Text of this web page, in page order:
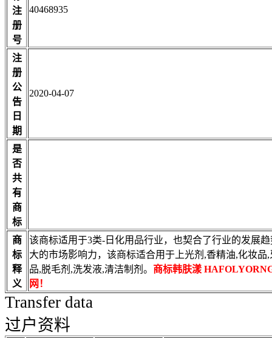
注
册
号
40468935
注
册
公
告
日
期
2020-04-07
是
否
共
有
商
标
商
标
释
义
该商标适用于3类-日化用品行业，也契合了行业的发展
大的市场影响力，该商标适合用于上光剂,香精油,化妆
品,脱毛剂,洗发液,清洁制剂。 商标韩肤漾
网！
Transfer data
过户资料